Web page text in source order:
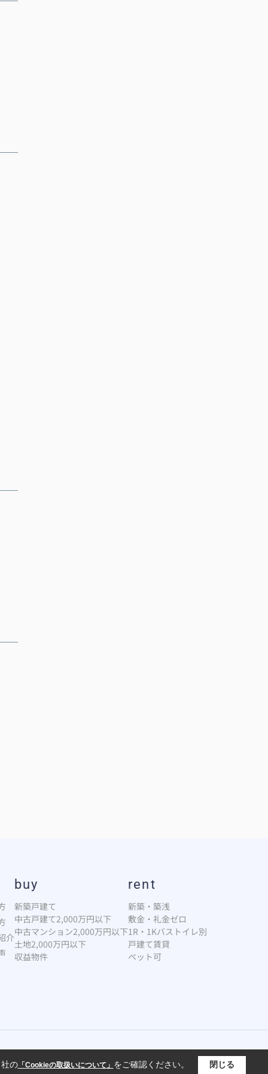
介
buy
新築戸建て
中古戸建て2,000万円以下
中古マンション2,000万円以下
土地2,000万円以下
収益物件
rent
新築・築浅
敷金・礼金ゼロ
1R・1Kバストイレ別
戸建て賃貸
ペット可
の「Cookieの取扱いについて」 をご確認ください。 閉じる